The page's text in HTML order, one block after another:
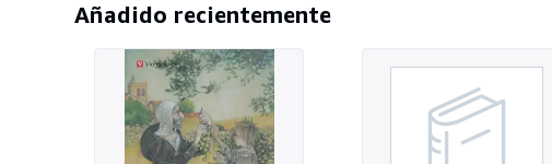
Añadido recientemente